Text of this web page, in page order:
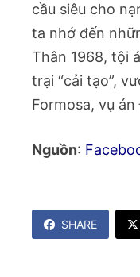
cầu siêu cho
ta nhớ đến
Thân 1968, tội
trại “cải tạo”,
Formosa, vụ
Nguồn:
SHARE